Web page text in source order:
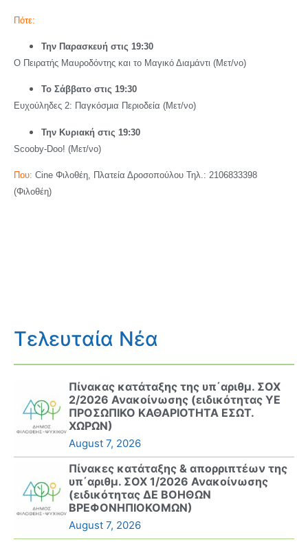
Πότε:
Την Παρασκευή στις 19:30
Ο Πειρατής Μαυροδόντης και το Μαγικό Διαμάντι (Μετ/νο)
Το Σάββατο στις 19:30
Ευχούληδες 2: Παγκόσμια Περιοδεία (Μετ/νο)
Την Κυριακή στις 19:30
Scooby-Doo! (Μετ/νο)
Που: Cine Φιλοθέη, Πλατεία Δροσοπούλου Τηλ.: 2106833398
(Φιλοθέη)
Τελευταία Νέα
Πίνακας κατάταξης της υπ΄αριθμ. ΣΟΧ
2/2026 Ανακοίνωσης (ειδικότητας ΥΕ
ΠΡΟΣΩΠΙΚΟ ΚΑΘΑΡΙΟΤΗΤΑ ΕΣΩΤ.
ΧΩΡΩΝ)
August 7, 2026
Πίνακες κατάταξης & απορριπτέων της
υπ΄αριθμ. ΣΟΧ 1/2026 Ανακοίνωσης
(ειδικότητας ΔΕ ΒΟΗΘΩΝ
ΒΡΕΦΟΝΗΠΙΟΚΟΜΩΝ)
August 7, 2026